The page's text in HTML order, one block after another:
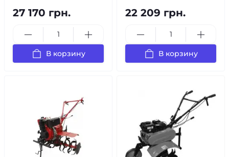
27 170 грн.
В корзину
22 209 грн.
В корзину